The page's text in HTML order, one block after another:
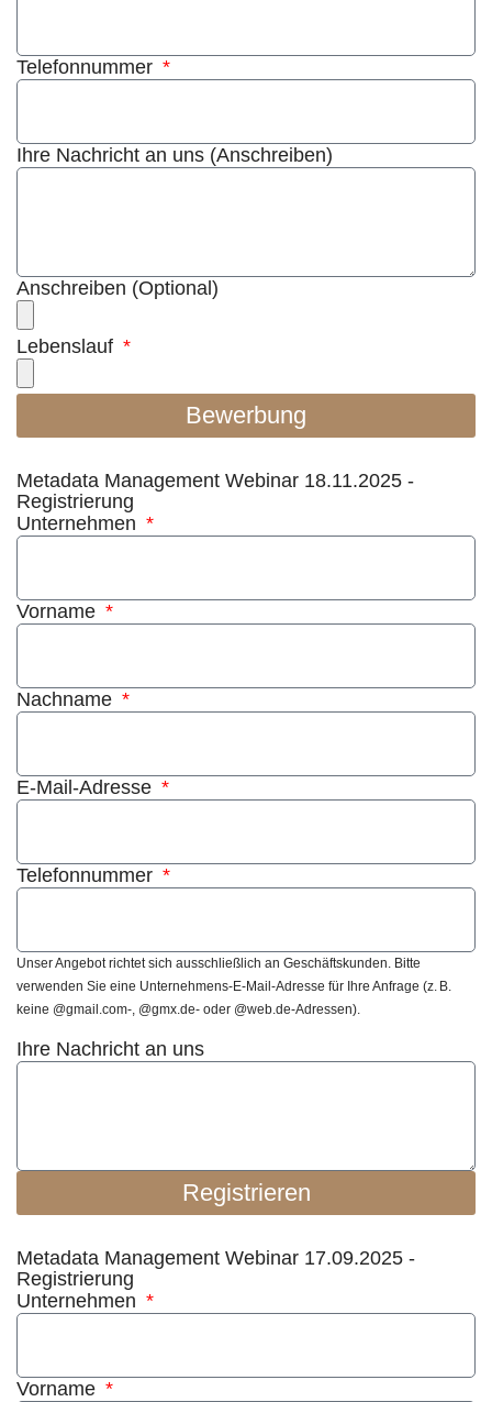
Telefonnummer
Ihre Nachricht an uns (Anschreiben)
Anschreiben (Optional)
Lebenslauf
Bewerbung
Metadata Management Webinar 18.11.2025 -
Registrierung
Unternehmen
Vorname
Nachname
E-Mail-Adresse
Telefonnummer
Unser Angebot richtet sich ausschließlich an Geschäftskunden. Bitte
verwenden Sie eine Unternehmens-E-Mail-Adresse für Ihre Anfrage (z. B.
keine @gmail.com-, @gmx.de- oder @web.de-Adressen).
Ihre Nachricht an uns
Registrieren
Metadata Management Webinar 17.09.2025 -
Registrierung
Unternehmen
Vorname